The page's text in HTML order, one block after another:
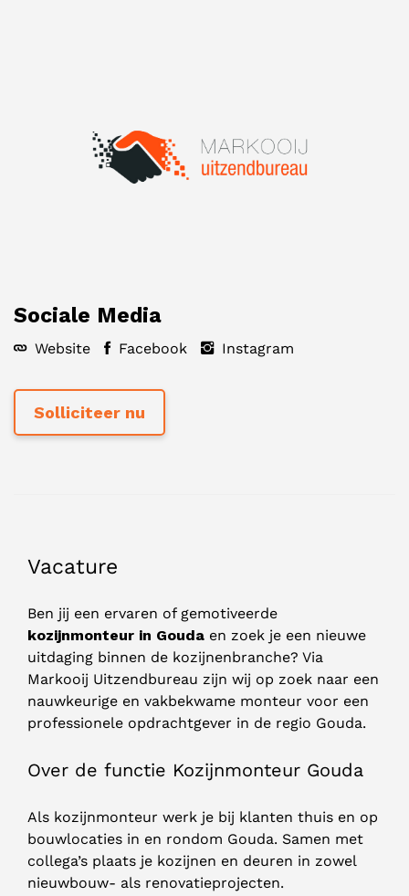
Sociale Media
Website Facebook Instagram
Vacature
Ben jij een ervaren of gemotiveerde
kozijnmonteur in Gouda en zoek je een nieuwe
uitdaging binnen de kozijnenbranche? Via
Markooij Uitzendbureau zijn wij op zoek naar een
nauwkeurige en vakbekwame monteur voor een
professionele opdrachtgever in de regio Gouda.
Over de functie Kozijnmonteur Gouda
Als kozijnmonteur werk je bij klanten thuis en op
bouwlocaties in en rondom Gouda. Samen met
collega’s plaats je kozijnen en deuren in zowel
nieuwbouw- als renovatieprojecten.